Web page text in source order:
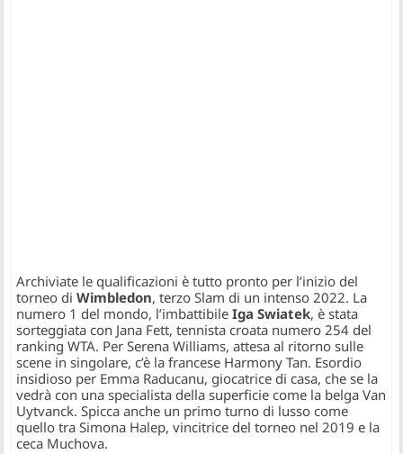
Archiviate le qualificazioni è tutto pronto per l’inizio del
torneo diWimbledon, terzo Slam di un intenso 2022. La
numero 1 del mondo, l’imbattibileIga Swiatek, è stata
sorteggiata con Jana Fett, tennista croata numero 254 del
ranking WTA. Per Serena Williams, attesa al ritorno sulle
scene in singolare, c’è la francese Harmony Tan. Esordio
insidioso per Emma Raducanu, giocatrice di casa, che se la
vedrà con una specialista della superficie come la belga Van
Uytvanck. Spicca anche un primo turno di lusso come
quello tra Simona Halep, vincitrice del torneo nel 2019 e la
ceca Muchova.